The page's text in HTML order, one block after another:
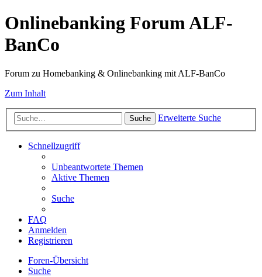
Onlinebanking Forum ALF-
BanCo
Forum zu Homebanking & Onlinebanking mit ALF-BanCo
Zum Inhalt
Suche Erweiterte Suche
Schnellzugriff
Unbeantwortete Themen
Aktive Themen
Suche
FAQ
Anmelden
Registrieren
Foren-Übersicht
Suche